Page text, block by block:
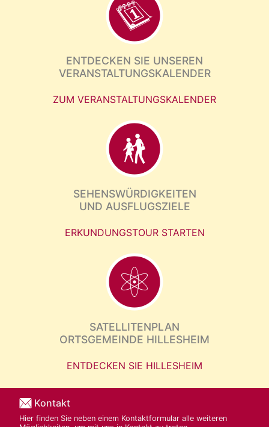
ENTDECKEN SIE UNSEREN
VERANSTALTUNGSKALENDER
ZUM VERANSTALTUNGSKALENDER
SEHENSWÜRDIGKEITEN
UND AUSFLUGSZIELE
ERKUNDUNGSTOUR STARTEN
SATELLITENPLAN
ORTSGEMEINDE HILLESHEIM
ENTDECKEN SIE HILLESHEIM
Kontakt
Hier finden Sie neben einem Kontaktformular alle weiteren